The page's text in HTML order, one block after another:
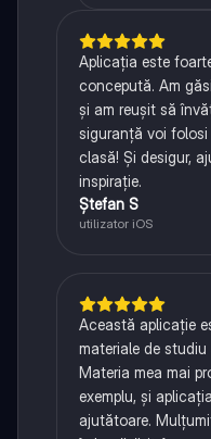
Aplicația este
concepută. Am
și am reușit să
siguranță voi
clasă! Și desigur,
inspirație.
Ștefan S
utilizator iOS
Această aplicație
materiale de studiu
Materia mea mai
exemplu, și
ajutătoare.